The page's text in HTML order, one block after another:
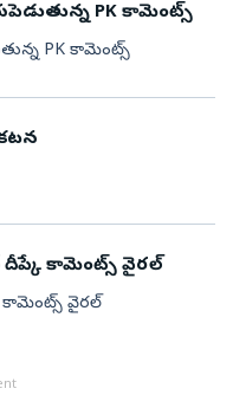
PK కామెంట్స్
PK కామెంట్స్
కామెంట్స్ వైరల్
వైరల్